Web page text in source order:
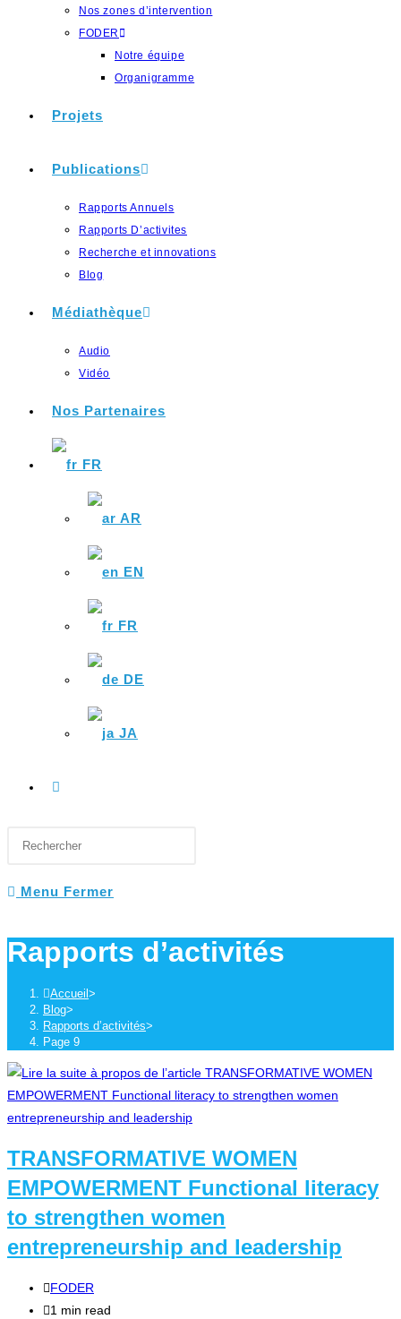
Nos zones d’intervention
FODER
Notre équipe
Organigramme
Projets
Publications
Rapports Annuels
Rapports D’activites
Recherche et innovations
Blog
Médiathèque
Audio
Vidéo
Nos Partenaires
FR
AR
EN
FR
DE
JA
Toggle
website
search
search
Menu Fermer
Rapports d’activités
Accueil >
Blog>
Rapports d’activités>
Page 9
TRANSFORMATIVE WOMEN
EMPOWERMENT Functional literacy
to strengthen women
entrepreneurship and leadership
Auteur/autrice
de
FODER
Temps
1 min read